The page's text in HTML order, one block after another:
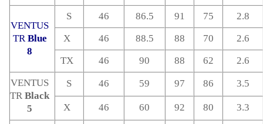
VENTUS
TR Blue
8
S 46 86.5 91 75
2.8
X
46 88.5 88 70
2.6
TX
46 90 88 62
2.6
VENTUS
TRBlack
5
S 46 59 97 86 3.5
X 46 60 92 80 3.3